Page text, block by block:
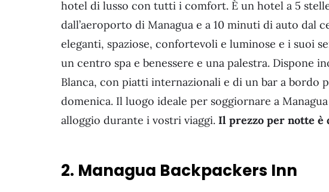
hotel di lusso con tutti i comfort. È un hotel a 5
dall’aeroporto di Managua e a 10 minuti di auto dal
eleganti, spaziose, confortevoli e luminose e i suoi
un centro spa e benessere e una palestra. Dispone
Blanca, con piatti internazionali e di un bar a bordo
domenica. Il luogo ideale per soggiornare a
alloggio durante i vostri viaggi. Il prezzo per notte è
2. Managua Backpackers Inn